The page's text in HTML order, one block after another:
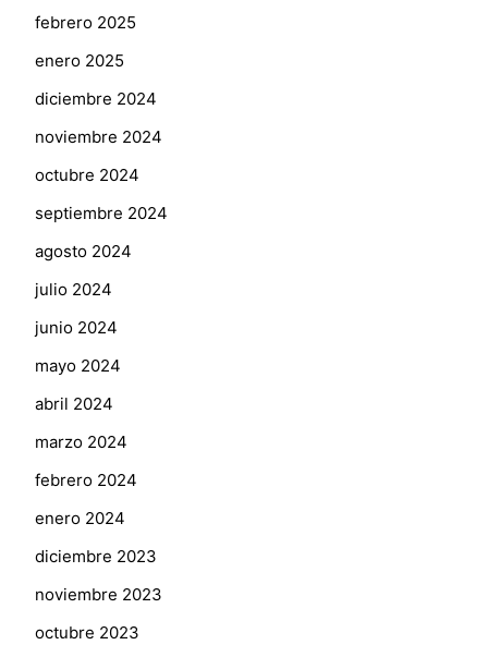
febrero 2025
enero 2025
diciembre 2024
noviembre 2024
octubre 2024
septiembre 2024
agosto 2024
julio 2024
junio 2024
mayo 2024
abril 2024
marzo 2024
febrero 2024
enero 2024
diciembre 2023
noviembre 2023
octubre 2023